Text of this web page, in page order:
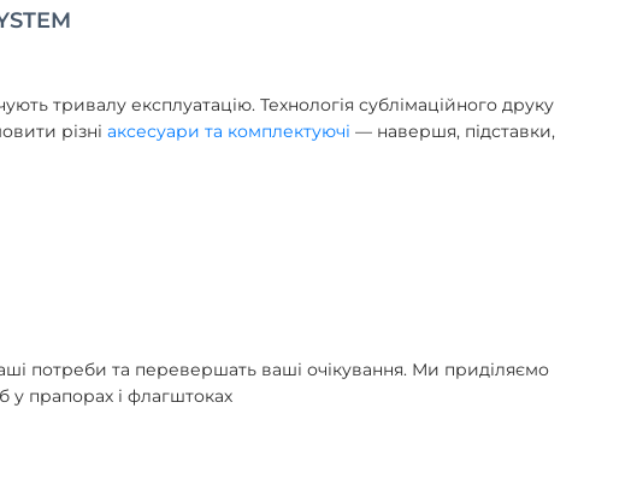
тривалу експлуатацію. Технологія сублімаційного друку
різні аксесуари та комплектуючі — навершя, підставки,
потреби та перевершать ваші очікування. Ми приділяємо
у прапорах і флагштоках